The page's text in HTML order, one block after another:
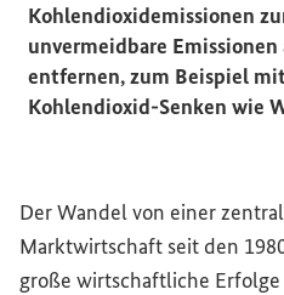
Kohlendioxidemissionen
unvermeidbare Emissionen
entfernen, zum Beispiel
Kohlendioxid-Senken wie
Der Wandel von einer
Marktwirtschaft seit den
große wirtschaftliche Erfolge